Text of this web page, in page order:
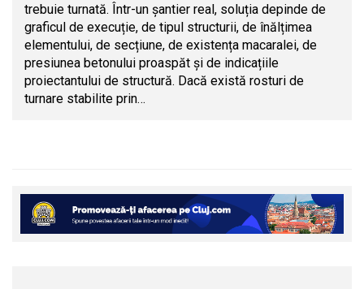
trebuie turnată. Într-un șantier real, soluția depinde de
graficul de execuție, de tipul structurii, de înălțimea
elementului, de secțiune, de existența macaralei, de
presiunea betonului proaspăt și de indicațiile
proiectantului de structură. Dacă există rosturi de
turnare stabilite prin…